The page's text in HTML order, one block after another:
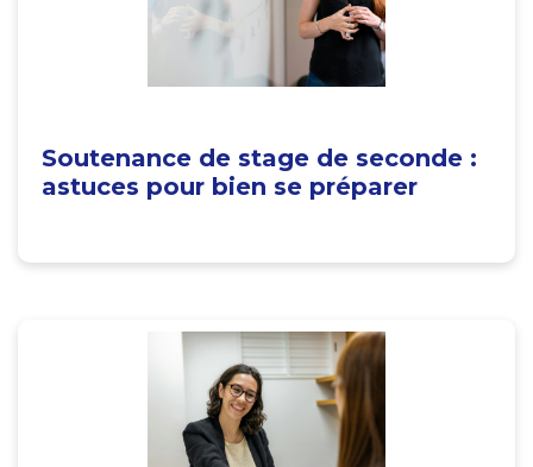
Soutenance de stage de seconde :
astuces pour bien se préparer